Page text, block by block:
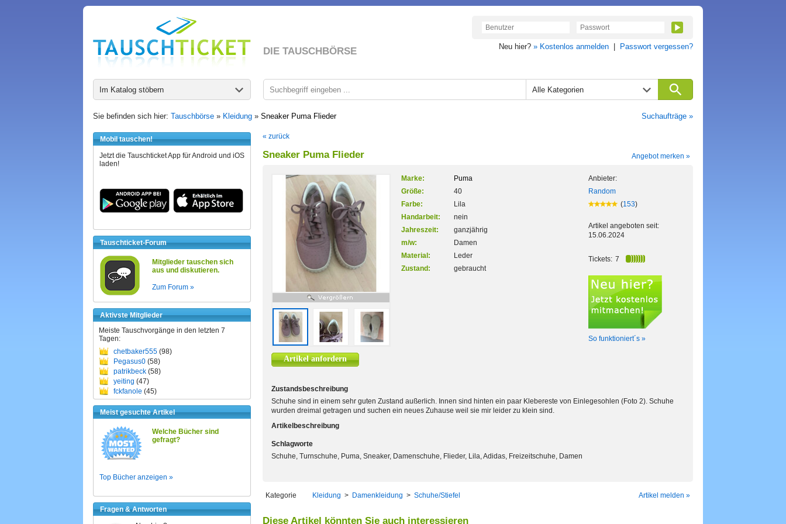
DIE TAUSCHBÖRSE Neu hier? » Kostenlos anmelden Passwort vergessen?
Im Katalog stöbern Alle Kategorien
Sie befinden sich hier: Tauschbörse » Kleidung » Sneaker Puma Flieder Suchaufträge »
Mobil tauschen!
Jetzt die Tauschticket App für Android und iOS
laden!
Tauschticket-Forum
Mitglieder tauschen sich
aus und diskutieren.
Zum Forum »
Aktivste Mitglieder
Meiste Tauschvorgänge in den letzten 7
Tagen:
chetbaker555 (98)
Pegasus0 (58)
patrikbeck (58)
yeiting (47)
fckfanole (45)
Meist gesuchte Artikel
Welche Bücher sind
gefragt?
Top Bücher anzeigen »
Fragen & Antworten
« zurück
Sneaker Puma Flieder Angebot merken »
Artikel anfordern
Marke:
Puma
Größe:
40
Farbe:
Lila
Handarbeit:
nein
Jahreszeit:
ganzjährig
m/w:
Damen
Material:
Leder
Zustand:
gebraucht
Anbieter:
Random
(153)
Artikel angeboten seit:
15.06.2024
Tickets: 7
So funktioniert´s »
Zustandsbeschreibung
Schuhe sind in einem sehr guten Zustand außerlich. Innen sind hinten ein paar Klebereste von Einlegesohlen (Foto 2). Schuhe
wurden dreimal getragen und suchen ein neues Zuhause weil sie mir leider zu klein sind.
Artikelbeschreibung
Schlagworte
Schuhe, Turnschuhe, Puma, Sneaker, Damenschuhe, Flieder, Lila, Adidas, Freizeitschuhe, Damen
Kategorie Kleidung > Damenkleidung > Schuhe/Stiefel Artikel melden »
Diese Artikel könnten Sie auch interessieren